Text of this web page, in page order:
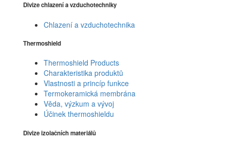
Divize chlazení a vzduchotechniky
Chlazení a vzduchotechnika
Thermoshield
Thermoshield Products
Charakteristika produktů
Vlastnosti a princíp funkce
Termokeramická membrána
Věda, výzkum a vývoj
Účinek thermoshieldu
Divize izolačních materiálů